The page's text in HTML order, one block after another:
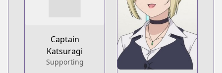
Captain
Katsuragi
Supporting